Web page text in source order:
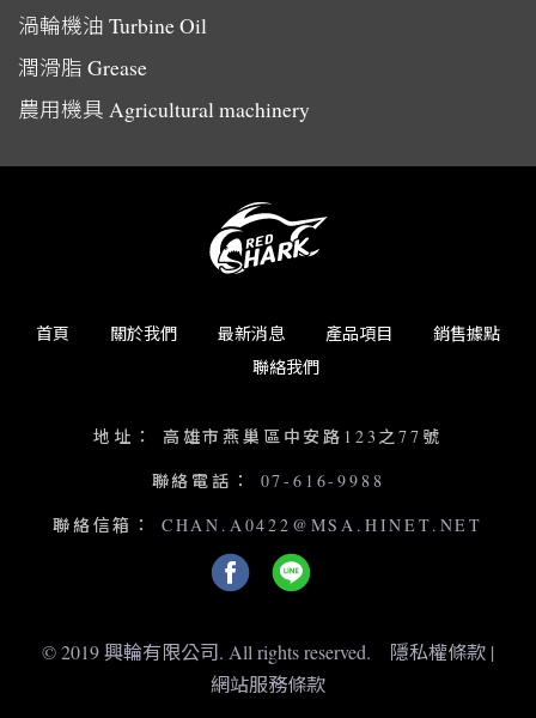
渦輪機油 Turbine Oil
潤滑脂 Grease
農用機具 Agricultural machinery
首頁 關於我們 最新消息 產品項目
銷售據點
聯絡我們
地址：
高雄市燕巢區中安路123之77號
聯絡電話：
07-616-9988
聯絡信箱： CHAN.A0422@MSA.HINET.NET
© 2019 興輪有限公司. All rights reserved. 隱私權條款 |
網站服務條款